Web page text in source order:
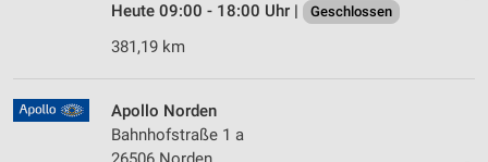
Heute 09:00 - 18:00 Uhr |
Geschlossen
381,19 km
Apollo Norden
Bahnhofstraße 1 a